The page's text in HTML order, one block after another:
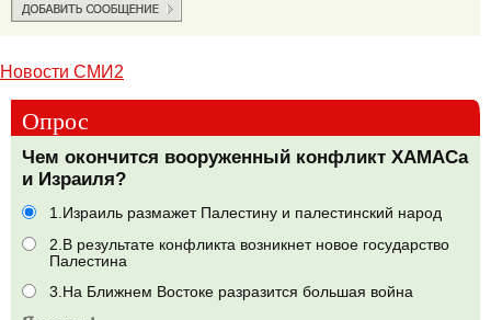
Новости СМИ2
Опрос
Чем окончится вооруженный конфликт ХАМАСа
и Израиля?
1.Израиль размажет Палестину и палестинский народ
2.В результате конфликта возникнет новое государство
Палестина
3.На Ближнем Востоке разразится большая война